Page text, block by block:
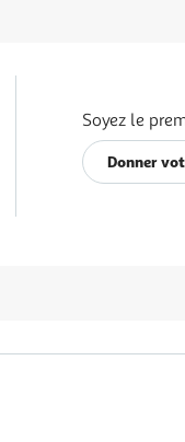
Soyez le
Donner